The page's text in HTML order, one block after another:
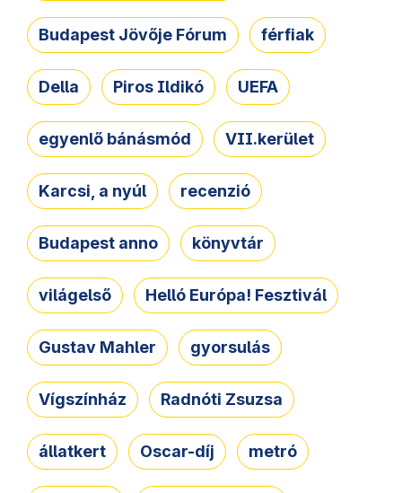
Budapest Jövője Fórum férfiak
Della Piros Ildikó UEFA
egyenlő bánásmód VII.kerület
Karcsi, a nyúl recenzió
Budapest anno könyvtár
világelső Helló Európa! Fesztivál
Gustav Mahler gyorsulás
Vígszínház Radnóti Zsuzsa
állatkert Oscar-díj metró